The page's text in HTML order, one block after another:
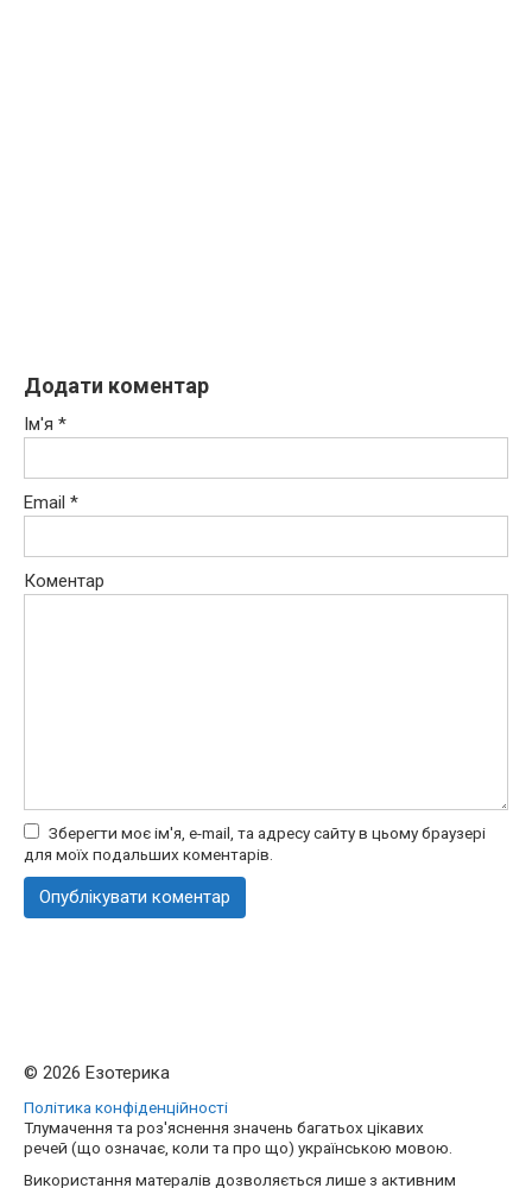
Додати коментар
Ім'я *
Email *
Коментар
Зберегти моє ім'я, e-mail, та адресу сайту в цьому браузері
для моїх подальших коментарів.
© 2026 Езотерика
Політика конфіденційності
Тлумачення та роз'яснення значень багатьох цікавих
речей (що означає, коли та про що) українською мовою.
Використання матералів дозволяється лише з активним